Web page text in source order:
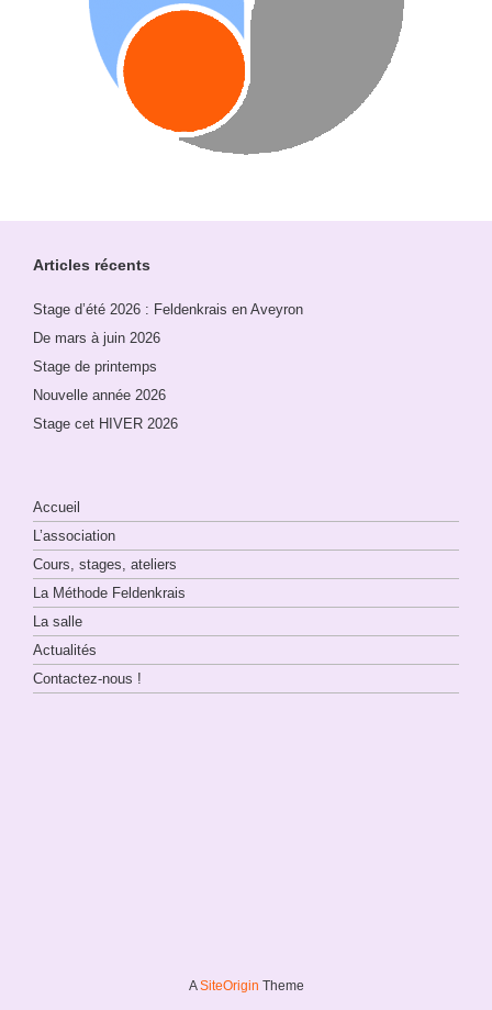
Articles récents
Stage d’été 2026 : Feldenkrais en Aveyron
De mars à juin 2026
Stage de printemps
Nouvelle année 2026
Stage cet HIVER 2026
Accueil
L’association
Cours, stages, ateliers
La Méthode Feldenkrais
La salle
Actualités
Contactez-nous !
ASiteOrigin Theme